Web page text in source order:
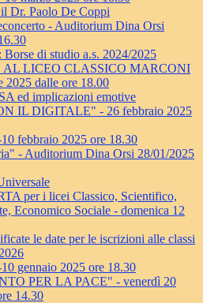
Dr. Paolo De Coppi
- Auditorium Dina Orsi
Borse di studio a.s. 2024/2025
LICEO CLASSICO MARCONI
2025 dalle ore 18.00
ed implicazioni emotive
IL DIGITALE" - 26 febbraio 2025
febbraio 2025 ore 18.30
- Auditorium Dina Orsi 28/01/2025
per i licei Classico, Scientifico,
Economico Sociale - domenica 12
le date per le iscrizioni alle classi
gennaio 2025 ore 18.30
PER LA PACE" - venerdì 20
14.30